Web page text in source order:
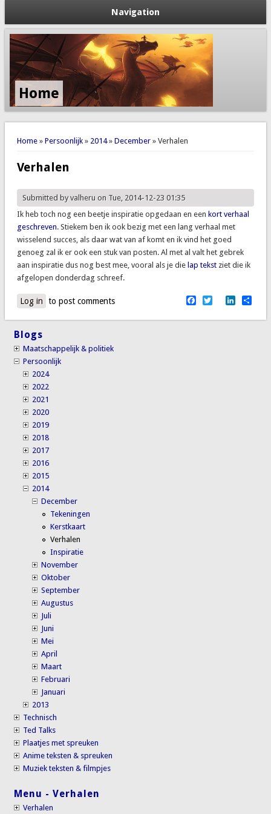
Navigation
Home
You are here
Home» Persoonlijk» 2014» December» Verhalen
Verhalen
Submitted byvalheruon Tue, 2014-12-23 01:35
Ik heb toch nog een beetje inspiratie opgedaan en een kort verhaal
geschreven. Stiekem ben ik ook bezig met een lang verhaal met
wisselend succes, als daar wat van af komt en ik vind het goed
genoeg zal ik er ook een stuk van posten. Al met al valt het gebrek
aan inspiratie dus nog best mee, vooral als je die lap tekstziet die ik
afgelopen donderdag schreef.
Facebook
Twitter
Log in to post comments
Blogs
Maatschappelijk & politiek
Persoonlijk
2024
2022
2021
2020
2019
2018
2017
2016
2015
2014
December
Tekeningen
Kerstkaart
Verhalen
Inspiratie
November
Oktober
September
Augustus
Juli
Juni
Mei
April
Maart
Februari
Januari
2013
Technisch
Ted Talks
Plaatjes met spreuken
Anime teksten & spreuken
Muziek teksten & filmpjes
Menu - Verhalen
Verhalen